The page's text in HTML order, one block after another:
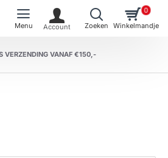
VERZENDING VANAF €150,-
0